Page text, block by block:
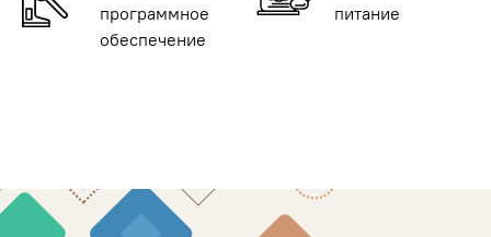
программное
обеспечение
питание